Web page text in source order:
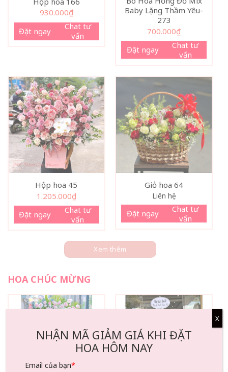
930.000₫
Đặt ngay
Chat tư
vấn
Baby Lặng Thầm Yêu-
273
700.000₫
Đặt ngay
Chat tư
vấn
Hộp hoa 45
1.205.000₫
Đặt ngay
Chat tư
vấn
Giỏ hoa 64
Liên hệ
Đặt ngay
Chat tư
vấn
Xem thêm
HOA CHÚC MỪNG
NHẬN MÃ GIẢM GIÁ KHI ĐẶT
HOA HÔM NAY
Email của bạn*
X